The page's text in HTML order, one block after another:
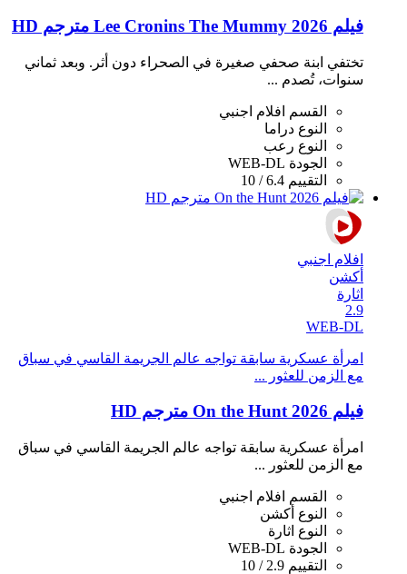
فيلم Lee Cronins The Mummy 2026 مترجم HD
تختفي ابنة صحفي صغيرة في الصحراء دون أثر. وبعد ثماني
سنوات، تُصدم ...
القسم
افلام اجنبي
النوع دراما
النوع رعب
الجودة WEB-DL
التقييم 6.4 / 10
افلام اجنبي
أكشن
اثارة
2.9
WEB-DL
امرأة عسكرية سابقة تواجه عالم الجريمة القاسي في سباق
مع الزمن للعثور ...
فيلم On the Hunt 2026 مترجم HD
امرأة عسكرية سابقة تواجه عالم الجريمة القاسي في سباق
مع الزمن للعثور ...
القسم
افلام اجنبي
النوع أكشن
النوع اثارة
الجودة WEB-DL
التقييم 2.9 / 10